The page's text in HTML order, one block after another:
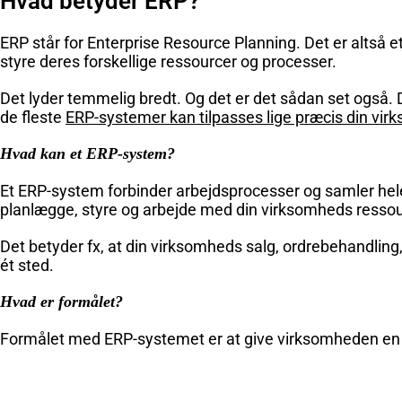
ERP står for Enterprise Resource Planning. Det er
styre deres forskellige ressourcer og processer.
Det lyder temmelig bredt. Og det er det sådan set
de fleste ERP-systemer kan tilpasses lige præcis din
Hvad kan et ERP-system?
Et ERP-system forbinder arbejdsprocesser og samler
planlægge, styre og arbejde med din virksomheds
Det betyder fx, at din virksomheds salg,
ét sted.
Hvad er formålet?
Formålet med ERP-systemet er at give virksomheden